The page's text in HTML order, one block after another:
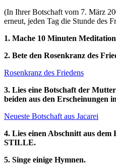
(In Ihrer Botschaft vom 7. März
erneut, jeden Tag die Stunde des
1. Mache 10 Minuten
2. Bete den Rosenkranz des
Rosenkranz des Friedens
3. Lies eine Botschaft der
beiden aus den Erscheinungen
Neueste Botschaft aus Jacarei
4. Lies einen Abschnitt aus
STILLE.
5. Singe einige Hymnen.